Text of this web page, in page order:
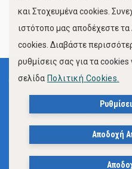
FOLLOW US
Όροι Χρήσης
Πολιτική
Πολιτική Cookies
και Στοχευμένα cookies.
ιστότοπο μας αποδέχεστε
cookies. Διαβάστε
ρυθμίσεις σας για τα
σελίδα Πολιτική Cookies.
Αποδοχή